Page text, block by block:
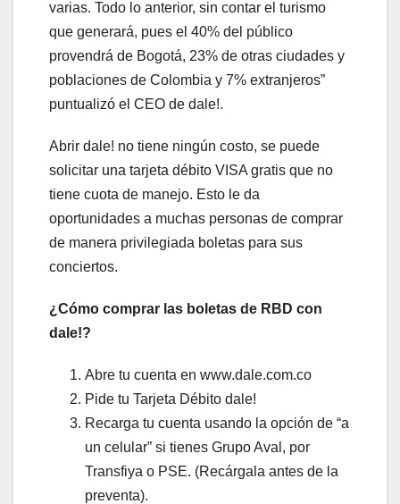
varias. Todo lo anterior, sin contar el turismo
que generará, pues el 40% del público
provendrá de Bogotá, 23% de otras ciudades y
poblaciones de Colombia y 7% extranjeros”
puntualizó el CEO de dale!.
Abrir dale! no tiene ningún costo, se puede
solicitar una tarjeta débito VISA gratis que no
tiene cuota de manejo. Esto le da
oportunidades a muchas personas de comprar
de manera privilegiada boletas para sus
conciertos.
¿Cómo comprar las boletas de RBD con
dale!?
Abre tu cuenta en www.dale.com.co
Pide tu Tarjeta Débito dale!
Recarga tu cuenta usando la opción de “a
un celular” si tienes Grupo Aval, por
Transfiya o PSE. (Recárgala antes de la
preventa).